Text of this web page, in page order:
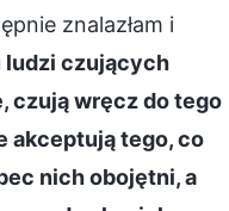
znalazłam i
ludzi czujących
czują wręcz do tego
akceptują tego, co
nich obojętni, a